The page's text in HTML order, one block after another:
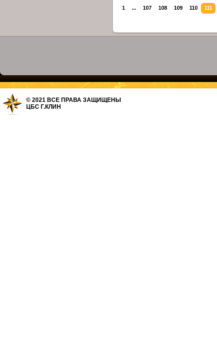
1 ... 107 108 109 110 111
© 2021 ВСЕ ПРАВА ЗАЩИЩЕНЫ
ЦБС Г.КЛИН